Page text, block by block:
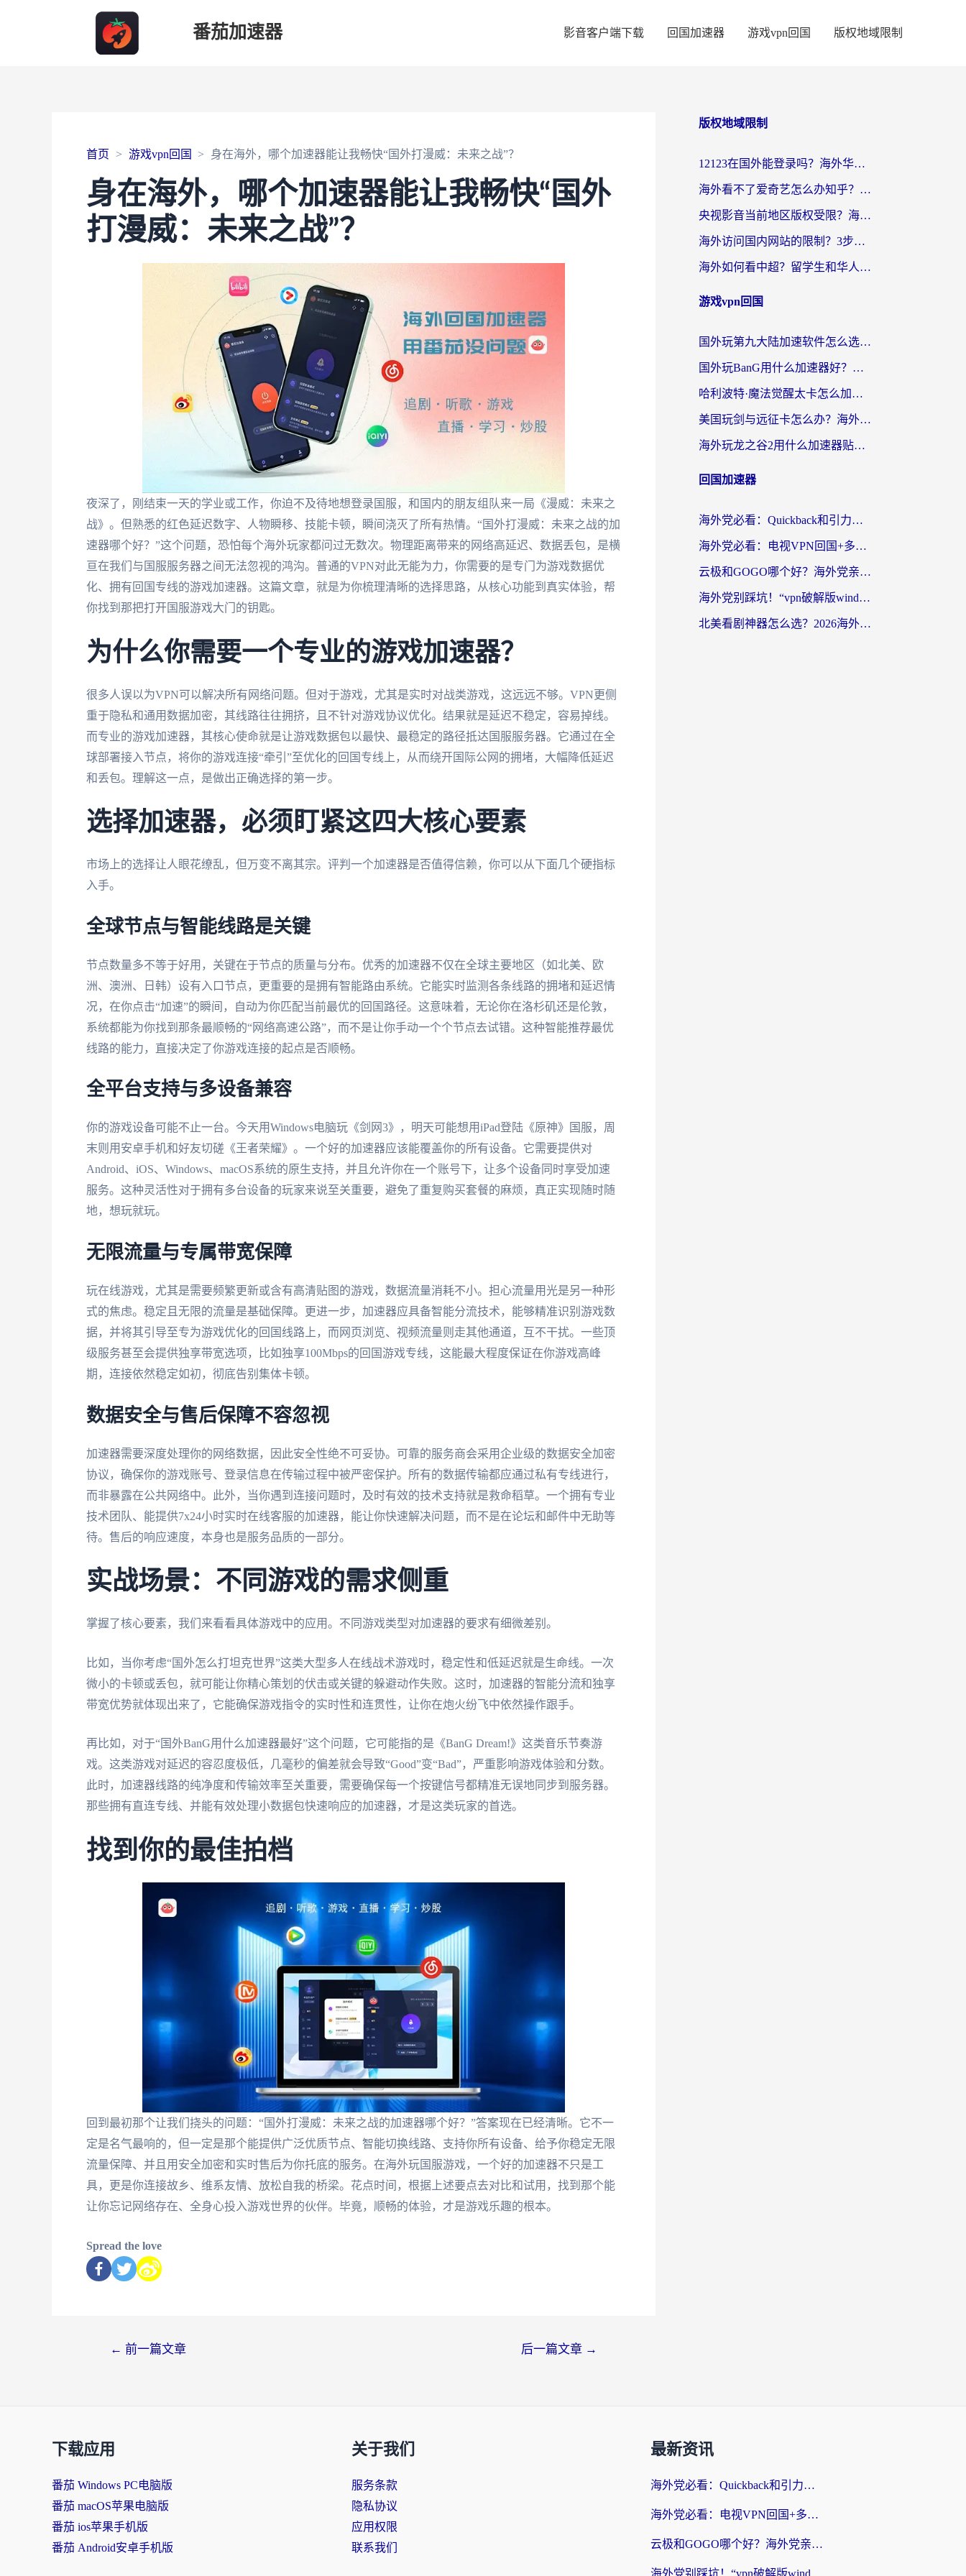
番茄加速器 影音客户端下载 回国加速器 游戏vpn回国 版权地域限制
首页 游戏vpn回国 身在海外，哪个加速器能让我畅快“国外打漫威：未来之战”？
身在海外，哪个加速器能让我畅快“国外
打漫威：未来之战”？
夜深了，刚结束一天的学业或工作，你迫不及待地想登录国服，和国内的朋友组队来一局《漫威：未来之
战》。但熟悉的红色延迟数字、人物瞬移、技能卡顿，瞬间浇灭了所有热情。“国外打漫威：未来之战的加
速器哪个好？”这个问题，恐怕每个海外玩家都问过无数次。物理距离带来的网络高延迟、数据丢包，是横
亘在我们与国服服务器之间无法忽视的鸿沟。普通的VPN对此无能为力，你需要的是专门为游戏数据优
化、拥有回国专线的游戏加速器。这篇文章，就是为你梳理清晰的选择思路，从核心功能到真实体验，帮
你找到那把打开国服游戏大门的钥匙。
为什么你需要一个专业的游戏加速器？
很多人误以为VPN可以解决所有网络问题。但对于游戏，尤其是实时对战类游戏，这远远不够。VPN更侧
重于隐私和通用数据加密，其线路往往拥挤，且不针对游戏协议优化。结果就是延迟不稳定，容易掉线。
而专业的游戏加速器，其核心使命就是让游戏数据包以最快、最稳定的路径抵达国服服务器。它通过在全
球部署接入节点，将你的游戏连接“牵引”至优化的回国专线上，从而绕开国际公网的拥堵，大幅降低延迟
和丢包。理解这一点，是做出正确选择的第一步。
选择加速器，必须盯紧这四大核心要素
市场上的选择让人眼花缭乱，但万变不离其宗。评判一个加速器是否值得信赖，你可以从下面几个硬指标
入手。
全球节点与智能线路是关键
节点数量多不等于好用，关键在于节点的质量与分布。优秀的加速器不仅在全球主要地区（如北美、欧
洲、澳洲、日韩）设有入口节点，更重要的是拥有智能路由系统。它能实时监测各条线路的拥堵和延迟情
况，在你点击“加速”的瞬间，自动为你匹配当前最优的回国路径。这意味着，无论你在洛杉矶还是伦敦，
系统都能为你找到那条最顺畅的“网络高速公路”，而不是让你手动一个个节点去试错。这种智能推荐最优
线路的能力，直接决定了你游戏连接的起点是否顺畅。
全平台支持与多设备兼容
你的游戏设备可能不止一台。今天用Windows电脑玩《剑网3》，明天可能想用iPad登陆《原神》国服，周
末则用安卓手机和好友切磋《王者荣耀》。一个好的加速器应该能覆盖你的所有设备。它需要提供对
Android、iOS、Windows、macOS系统的原生支持，并且允许你在一个账号下，让多个设备同时享受加速
服务。这种灵活性对于拥有多台设备的玩家来说至关重要，避免了重复购买套餐的麻烦，真正实现随时随
地，想玩就玩。
无限流量与专属带宽保障
玩在线游戏，尤其是需要频繁更新或含有高清贴图的游戏，数据流量消耗不小。担心流量用光是另一种形
式的焦虑。稳定且无限的流量是基础保障。更进一步，加速器应具备智能分流技术，能够精准识别游戏数
据，并将其引导至专为游戏优化的回国线路上，而网页浏览、视频流量则走其他通道，互不干扰。一些顶
级服务甚至会提供独享带宽选项，比如独享100Mbps的回国游戏专线，这能最大程度保证在你游戏高峰
期，连接依然稳定如初，彻底告别集体卡顿。
数据安全与售后保障不容忽视
加速器需要深度处理你的网络数据，因此安全性绝不可妥协。可靠的服务商会采用企业级的数据安全加密
协议，确保你的游戏账号、登录信息在传输过程中被严密保护。所有的数据传输都应通过私有专线进行，
而非暴露在公共网络中。此外，当你遇到连接问题时，及时有效的技术支持就是救命稻草。一个拥有专业
技术团队、能提供7x24小时实时在线客服的加速器，能让你快速解决问题，而不是在论坛和邮件中无助等
待。售后的响应速度，本身也是服务品质的一部分。
实战场景：不同游戏的需求侧重
掌握了核心要素，我们来看看具体游戏中的应用。不同游戏类型对加速器的要求有细微差别。
比如，当你考虑“国外怎么打坦克世界”这类大型多人在线战术游戏时，稳定性和低延迟就是生命线。一次
微小的卡顿或丢包，就可能让你精心策划的伏击或关键的躲避动作失败。这时，加速器的智能分流和独享
带宽优势就体现出来了，它能确保游戏指令的实时性和连贯性，让你在炮火纷飞中依然操作跟手。
再比如，对于“国外BanG用什么加速器最好”这个问题，它可能指的是《BanG Dream!》这类音乐节奏游
戏。这类游戏对延迟的容忍度极低，几毫秒的偏差就会导致“Good”变“Bad”，严重影响游戏体验和分数。
此时，加速器线路的纯净度和传输效率至关重要，需要确保每一个按键信号都精准无误地同步到服务器。
那些拥有直连专线、并能有效处理小数据包快速响应的加速器，才是这类玩家的首选。
找到你的最佳拍档
回到最初那个让我们挠头的问题：“国外打漫威：未来之战的加速器哪个好？”答案现在已经清晰。它不一
定是名气最响的，但一定是那个能提供广泛优质节点、智能切换线路、支持你所有设备、给予你稳定无限
流量保障、并且用安全加密和实时售后为你托底的服务。在海外玩国服游戏，一个好的加速器不只是工
具，更是你连接故乡、维系友情、放松自我的桥梁。花点时间，根据上述要点去对比和试用，找到那个能
让你忘记网络存在、全身心投入游戏世界的伙伴。毕竟，顺畅的体验，才是游戏乐趣的根本。
Spread the love
← 前一篇文章 后一篇文章 →
版权地域限制
12123在国外能登录吗？海外华人亲测有效的回国加速器选择指南
海外看不了爱奇艺怎么办知乎？留学生亲测有效的回国加速方案
央视影音当前地区版权受限？海外党看国内剧、追电视台的终极解决方案
海外访问国内网站的限制？3步教你无缝解锁国内资源（附实测最优工具）
海外如何看中超？留学生和华人的体育赛事观看终极指南（附欧洲杯奥运会观看技巧）
游戏vpn回国
国外玩第九大陆加速软件怎么选？2026终极指南帮你告别延迟卡顿
国外玩BanG用什么加速器好？海外玩家亲测的国服游戏加速终极方案
哈利波特·魔法觉醒太卡怎么加速？海外党亲测有效的国服游戏加速指南
美国玩剑与远征卡怎么办？海外党亲测有效的国服游戏加速指南
海外玩龙之谷2用什么加速器贴吧？老玩家实测推荐，附新加坡猎魂觉醒国外剑与远征加速攻略
回国加速器
海外党必看：Quickback和引力好用吗？3分钟搞懂回国加速器怎么选
海外党必看：电视VPN回国+多设备无缝访问国内资源的实用指南
云极和GOGO哪个好？海外党亲测回国加速器选择指南（附iOS免费&Windows VPN实用技巧）
海外党别踩坑！“vpn破解版windows”真的能用？教你选对回国加速器无缝刷国内资源
北美看剧神器怎么选？2026海外华人无缝访问国内资源全攻略
下载应用
番茄 Windows PC电脑版
番茄 macOS苹果电脑版
番茄 ios苹果手机版
番茄 Android安卓手机版
关于我们
服务条款
隐私协议
应用权限
联系我们
最新资讯
海外党必看：Quickback和引力好用吗？3分钟搞懂回国加速器怎么选
海外党必看：电视VPN回国+多设备无缝访问国内资源的实用指南
云极和GOGO哪个好？海外党亲测回国加速器选择指南（附iOS免费&Windows VPN实用技巧）